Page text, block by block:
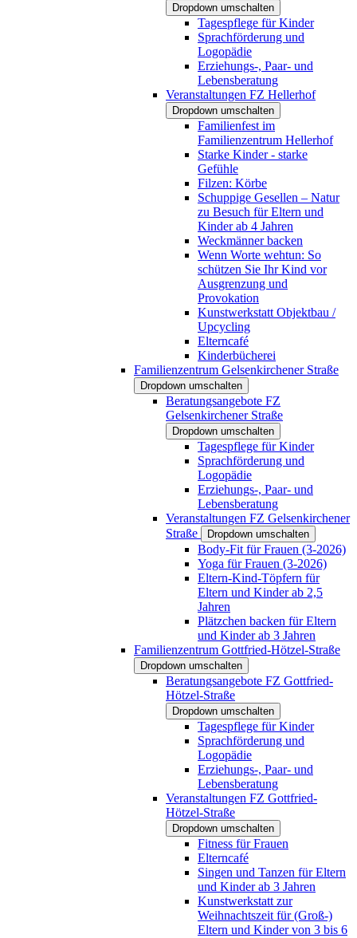
Dropdown umschalten
Tagespflege für Kinder
Sprachförderung und
Logopädie
Erziehungs-, Paar- und
Lebensberatung
Veranstaltungen FZ Hellerhof
Dropdown umschalten
Familienfest im
Familienzentrum Hellerhof
Starke Kinder - starke
Gefühle
Filzen: Körbe
Schuppige Gesellen – Natur
zu Besuch für Eltern und
Kinder ab 4 Jahren
Weckmänner backen
Wenn Worte wehtun: So
schützen Sie Ihr Kind vor
Ausgrenzung und
Provokation
Kunstwerkstatt Objektbau /
Upcycling
Elterncafé
Kinderbücherei
Familienzentrum Gelsenkirchener Straße
Dropdown umschalten
Beratungsangebote FZ
Gelsenkirchener Straße
Dropdown umschalten
Tagespflege für Kinder
Sprachförderung und
Logopädie
Erziehungs-, Paar- und
Lebensberatung
Veranstaltungen FZ Gelsenkirchener
Straße
Dropdown umschalten
Body-Fit für Frauen (3-2026)
Yoga für Frauen (3-2026)
Eltern-Kind-Töpfern für
Eltern und Kinder ab 2,5
Jahren
Plätzchen backen für Eltern
und Kinder ab 3 Jahren
Familienzentrum Gottfried-Hötzel-Straße
Dropdown umschalten
Beratungsangebote FZ Gottfried-
Hötzel-Straße
Dropdown umschalten
Tagespflege für Kinder
Sprachförderung und
Logopädie
Erziehungs-, Paar- und
Lebensberatung
Veranstaltungen FZ Gottfried-
Hötzel-Straße
Dropdown umschalten
Fitness für Frauen
Elterncafé
Singen und Tanzen für Eltern
und Kinder ab 3 Jahren
Kunstwerkstatt zur
Weihnachtszeit für (Groß-)
Eltern und Kinder von 3 bis 6